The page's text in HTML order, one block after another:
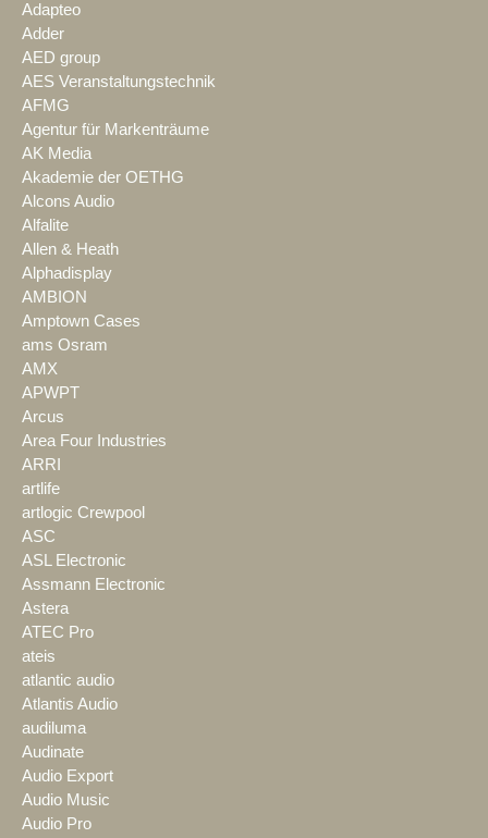
Adapteo
Adder
AED group
AES Veranstaltungstechnik
AFMG
Agentur für Markenträume
AK Media
Akademie der OETHG
Alcons Audio
Alfalite
Allen & Heath
Alphadisplay
AMBION
Amptown Cases
ams Osram
AMX
APWPT
Arcus
Area Four Industries
ARRI
artlife
artlogic Crewpool
ASC
ASL Electronic
Assmann Electronic
Astera
ATEC Pro
ateis
atlantic audio
Atlantis Audio
audiluma
Audinate
Audio Export
Audio Music
Audio Pro